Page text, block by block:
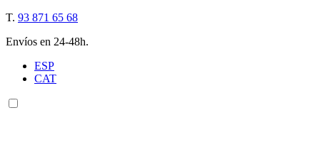
T. 93 871 65 68
Envíos en 24-48h.
ESP
CAT